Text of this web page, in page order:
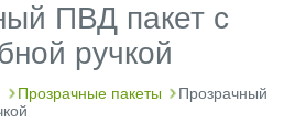
ПВД пакет с
ручкой
Прозрачные пакеты
Прозрачный